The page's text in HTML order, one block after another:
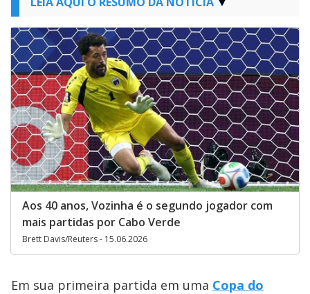
Aos 40 anos, Vozinha é o segundo jogador com
mais partidas por Cabo Verde
Brett Davis/Reuters - 15.06.2026
Em sua primeira partida em uma Copa do